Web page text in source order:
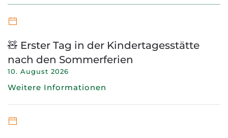
🧸 Erster Tag in der Kindertagesstätte
nach den Sommerferien
10. August 2026
Weitere Informationen